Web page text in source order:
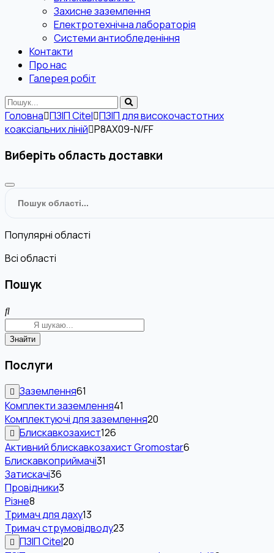
Захисне заземлення
Електротехнічна лабораторія
Системи антиобледеніння
Контакти
Про нас
Галерея робіт
Головна ПЗІП Citel ПЗІП для високочастотних
коаксіальних ліній P8AX09-N/FF
Виберіть область доставки
Популярні області
Всі області
Пошук
Знайти
Послуги
Заземлення61
Комплекти заземлення41
Комплектуючі для заземлення20
Блискавкозахист126
Активний блискавкозахист Gromostar6
Блискавкоприймачі31
Затискачі36
Провідники3
Різне8
Тримач для даху13
Тримач струмовідводу23
ПЗІП Citel20